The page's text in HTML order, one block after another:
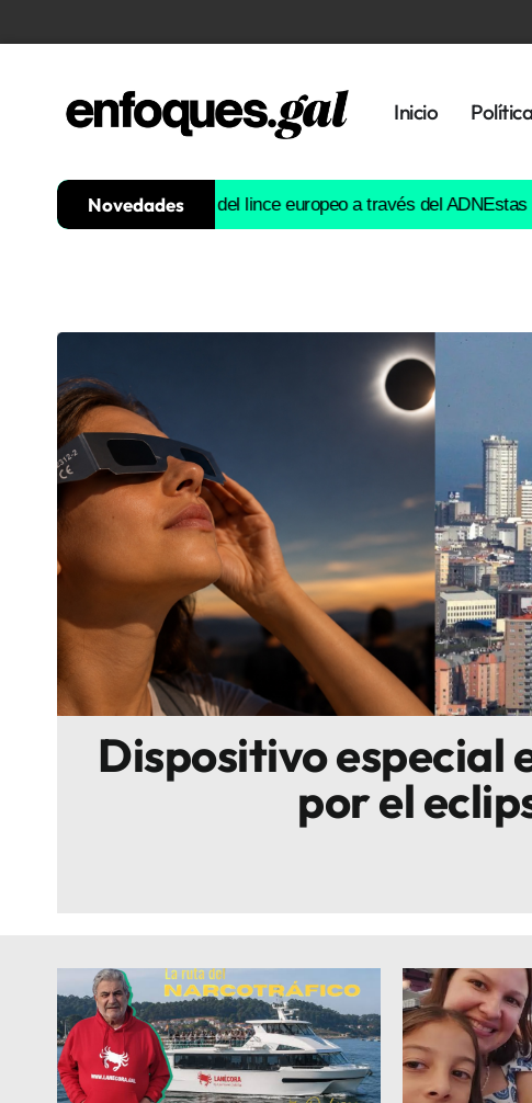
Inicio Política
Histórica
Gastronomía
Escenarios
Novedades
historia evolutiva del lince europeo a través del ADN Estas son las
Dispositivo especial
por el